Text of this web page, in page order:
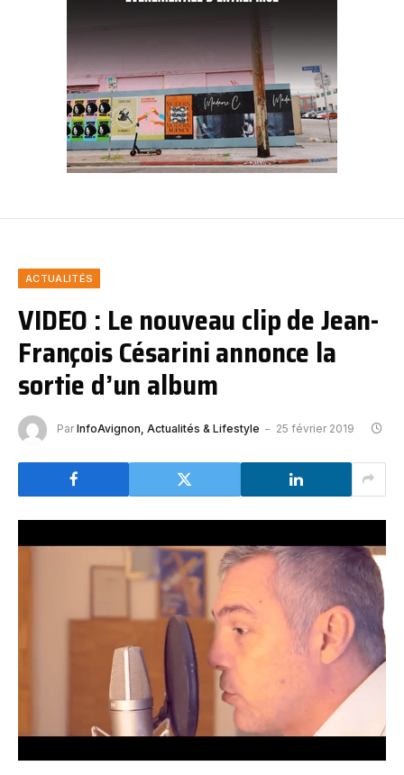
ACTUALITÉS
VIDEO : Le nouveau clip de Jean-
François Césarini annonce la
sortie d’un album
Par InfoAvignon, Actualités & Lifestyle 25 février 2019